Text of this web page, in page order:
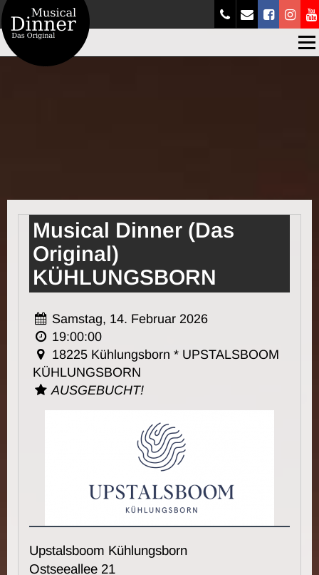
Musical Dinner (Das
Original)
KÜHLUNGSBORN
Samstag, 14. Februar 2026
19:00:00
18225 Kühlungsborn * UPSTALSBOOM
KÜHLUNGSBORN
AUSGEBUCHT!
Upstalsboom Kühlungsborn
Ostseeallee 21